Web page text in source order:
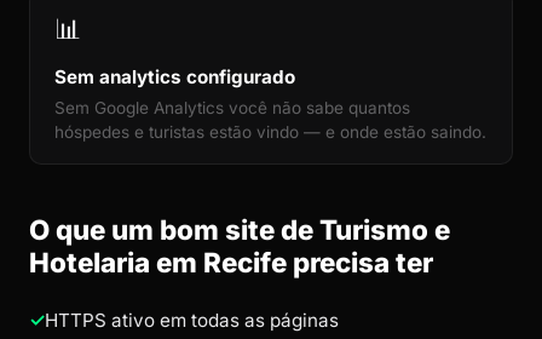
📊
Sem analytics configurado
Sem Google Analytics você não sabe quantos
hóspedes e turistas estão vindo — e onde estão saindo.
O que um bom site de Turismo e
Hotelaria em Recife precisa ter
HTTPS ativo em todas as páginas